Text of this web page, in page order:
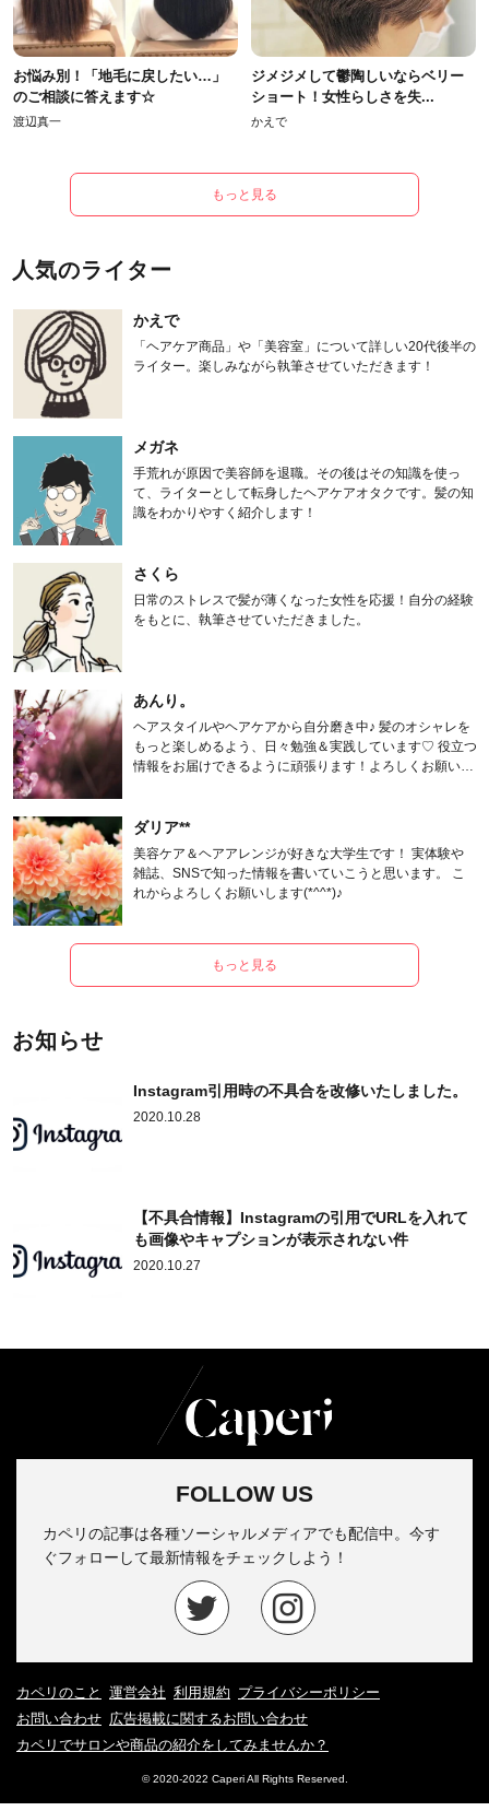
お悩み別！「地毛に戻したい…」
のご相談に答えます☆
渡辺真一
ジメジメして鬱陶しいならベリー
ショート！女性らしさを失...
かえで
もっと見る
人気のライター
かえで
「ヘアケア商品」や「美容室」について詳しい20代後半の
ライター。楽しみながら執筆させていただきます！
メガネ
手荒れが原因で美容師を退職。その後はその知識を使っ
て、ライターとして転身したヘアケアオタクです。髪の知
識をわかりやすく紹介します！
さくら
日常のストレスで髪が薄くなった女性を応援！自分の経験
をもとに、執筆させていただきました。
あんり。
ヘアスタイルやヘアケアから自分磨き中♪ 髪のオシャレを
もっと楽しめるよう、日々勉強＆実践しています♡ 役立つ
情報をお届けできるように頑張ります！よろしくお願いし
ダリア**
美容ケア＆ヘアアレンジが好きな大学生です！ 実体験や
雑誌、SNSで知った情報を書いていこうと思います。 こ
れからよろしくお願いします(*^^*)♪
もっと見る
お知らせ
Instagram引用時の不具合を改修いたしました。
2020.10.28
【不具合情報】Instagramの引用でURLを入れて
も画像やキャプションが表示されない件
2020.10.27
FOLLOW US
カペリの記事は各種ソーシャルメディアでも配信中。今す
ぐフォローして最新情報をチェックしよう！
カペリのこと 運営会社 利用規約 プライバシーポリシー
お問い合わせ 広告掲載に関するお問い合わせ
カペリでサロンや商品の紹介をしてみませんか？
© 2020-2022 Caperi All Rights Reserved.